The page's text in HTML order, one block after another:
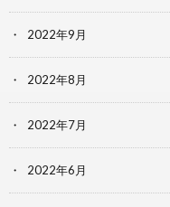
2022年9月
2022年8月
2022年7月
2022年6月